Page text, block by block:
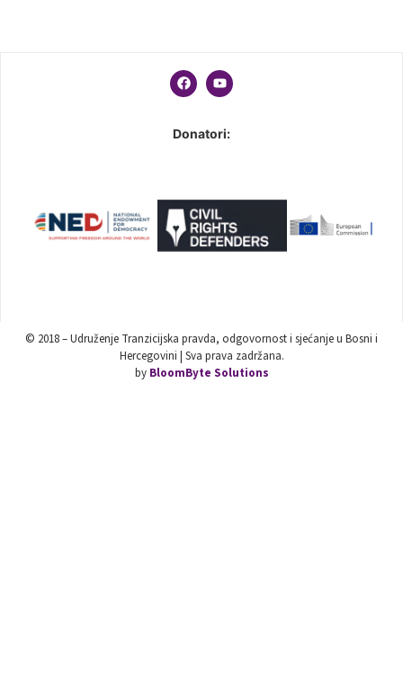
Donatori:
© 2018 – Udruženje Tranzicijska pravda, odgovornost i sjećanje u Bosni i
Hercegovini | Sva prava zadržana.
by BloomByte Solutions